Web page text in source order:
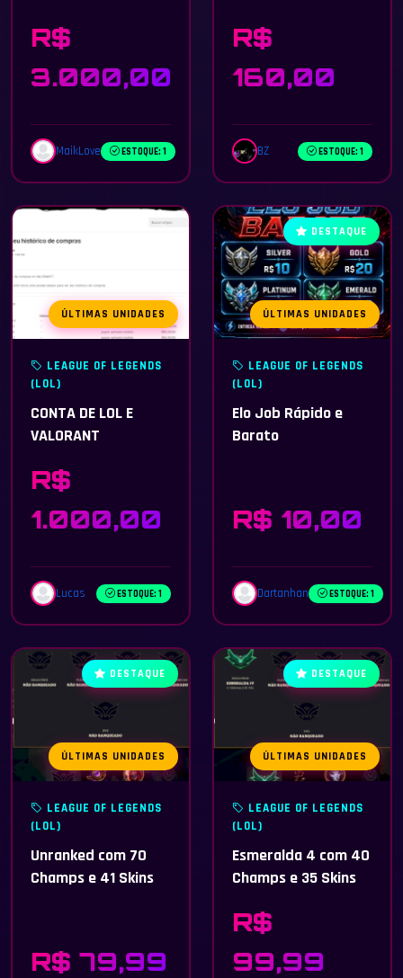
R$
3.000,00
MaikLove ESTOQUE: 1
R$
160,00
BZ ESTOQUE: 1
ÚLTIMAS UNIDADES
LEAGUE OF LEGENDS
(LOL)
CONTA DE LOL E
VALORANT
R$
1.000,00
Lucas ESTOQUE: 1
DESTAQUE
ÚLTIMAS UNIDADES
LEAGUE OF LEGENDS
(LOL)
Elo Job Rápido e
Barato
R$ 10,00
Dartanhan ESTOQUE: 1
DESTAQUE
ÚLTIMAS UNIDADES
LEAGUE OF LEGENDS
(LOL)
Unranked com 70
Champs e 41 Skins
R$ 79,99
DESTAQUE
ÚLTIMAS UNIDADES
LEAGUE OF LEGENDS
(LOL)
Esmeralda 4 com 40
Champs e 35 Skins
R$
99,99